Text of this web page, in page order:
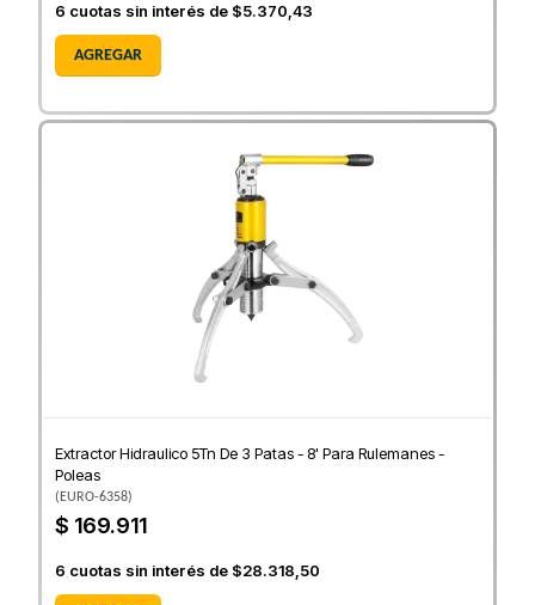
6 cuotas sin interés de $5.370,43
AGREGAR
Extractor Hidraulico 5Tn De 3 Patas - 8' Para Rulemanes -
Poleas
(EURO-6358)
$ 169.911
6 cuotas sin interés de $28.318,50